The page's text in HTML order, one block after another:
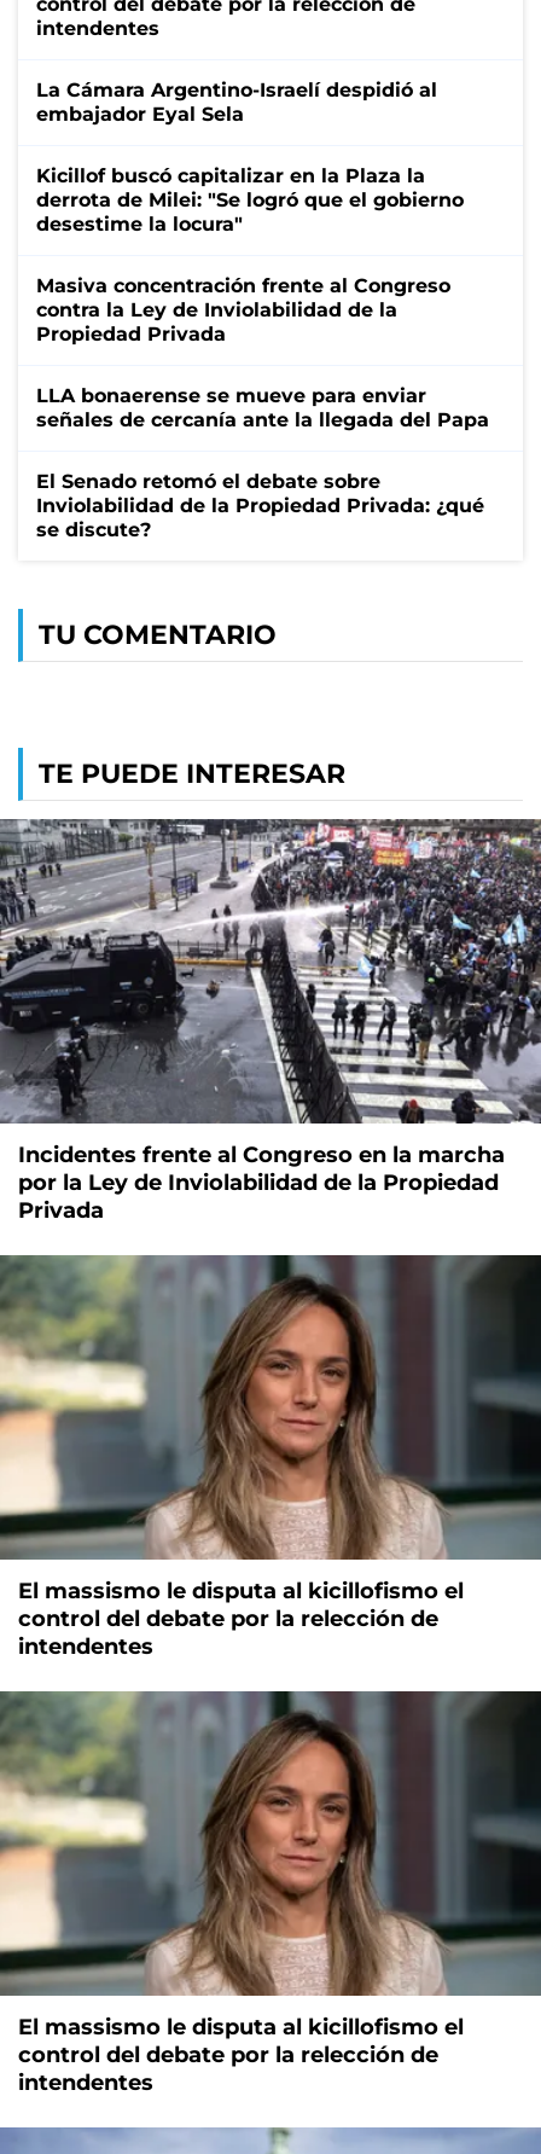
intendentes
La Cámara Argentino-Israelí despidió al
embajador Eyal Sela
Kicillof buscó capitalizar en la Plaza la
derrota de Milei: "Se logró que el gobierno
desestime la locura"
Masiva concentración frente al Congreso
contra la Ley de Inviolabilidad de la
Propiedad Privada
LLA bonaerense se mueve para enviar
señales de cercanía ante la llegada del Papa
El Senado retomó el debate sobre
Inviolabilidad de la Propiedad Privada: ¿qué
se discute?
TU COMENTARIO
TE PUEDE INTERESAR
Incidentes frente al Congreso en la marcha
por la Ley de Inviolabilidad de la Propiedad
Privada
El massismo le disputa al kicillofismo el
control del debate por la relección de
intendentes
El massismo le disputa al kicillofismo el
control del debate por la relección de
intendentes